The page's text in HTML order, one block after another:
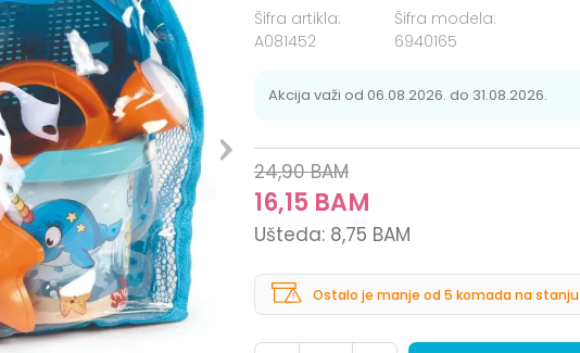
Šifra artikla:
A081452
Šifra modela:
6940165
Akcija važi od 06.08.2026. do 31.08.2026.
24,90 BAM
16,15 BAM
Ušteda: 8,75 BAM
Ostalo je manje od 5 komada na stanju